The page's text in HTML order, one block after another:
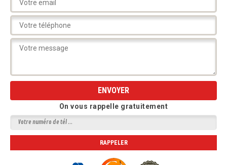
On vous rappelle gratuitement